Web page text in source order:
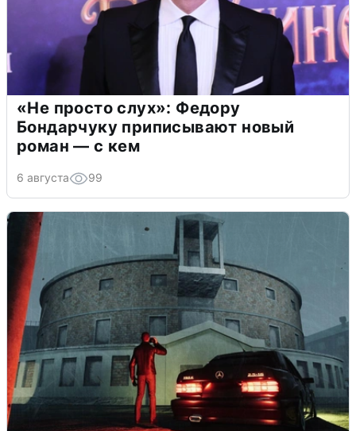
«Не просто слух»: Федору
Бондарчуку приписывают новый
роман — с кем
6 августа 99